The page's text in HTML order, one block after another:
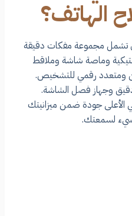
الهاتف؟
تشمل مجموعة مفكات دقيقة
وماصة شاشة وملاقط
ومتعدد رقمي للتشخيص.
وجهاز فصل الشاشة.
الأعلى جودة ضمن ميزانيتك
لسمعتك.